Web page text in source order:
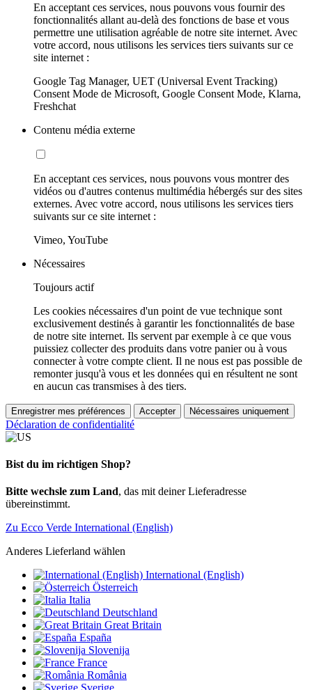
En acceptant ces services, nous pouvons vous fournir des
fonctionnalités allant au-delà des fonctions de base et vous
permettre une utilisation agréable de notre site internet. Avec
votre accord, nous utilisons les services tiers suivants sur ce
site internet :
Google Tag Manager, UET (Universal Event Tracking)
Consent Mode de Microsoft, Google Consent Mode, Klarna,
Freshchat
Contenu média externe
En acceptant ces services, nous pouvons vous montrer des
vidéos ou d'autres contenus multimédia hébergés sur des sites
externes. Avec votre accord, nous utilisons les services tiers
suivants sur ce site internet :
Vimeo, YouTube
Nécessaires
Toujours actif
Les cookies nécessaires d'un point de vue technique sont
exclusivement destinés à garantir les fonctionnalités de base
de notre site internet. Ils servent par exemple à ce que vous
puissiez collecter des produits dans votre panier ou à vous
connecter à votre compte client. Il ne nous est pas possible de
remonter jusqu'à vous et les données qui en résultent ne sont
en aucun cas transmises à des tiers.
Enregistrer mes préférences Accepter Nécessaires uniquement
Déclaration de confidentialité
Bist du im richtigen Shop?
Bitte wechsle zum Land, das mit deiner Lieferadresse
übereinstimmt.
Zu Ecco Verde International (English)
Anderes Lieferland wählen
International (English)
Österreich
Italia
Deutschland
Great Britain
España
Slovenija
France
România